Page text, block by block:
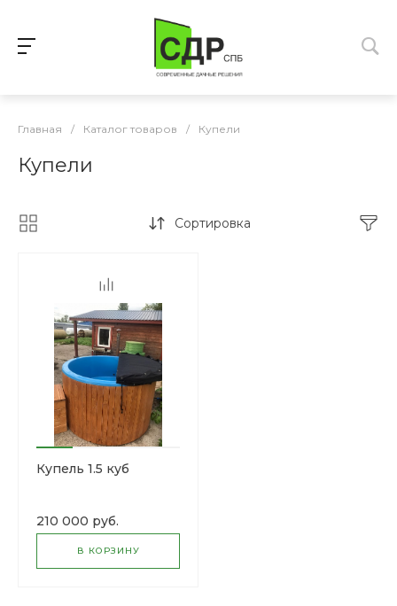
Главная / Каталог товаров / Купели
Купели
Сортировка
Купель 1.5 куб
210 000 руб.
В КОРЗИНУ